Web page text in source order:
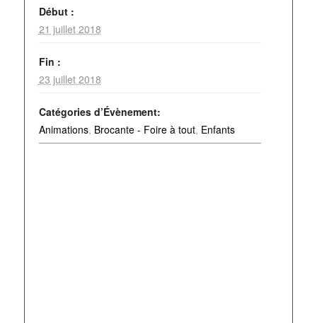
Début :
21 juillet 2018
Fin :
23 juillet 2018
Catégories d’Évènement:
Animations, Brocante - Foire à tout, Enfants